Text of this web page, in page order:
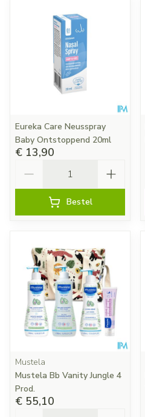
Eureka Care Neusspray
Baby Ontstoppend 20ml
€ 13,90
Bestel
Mustela
Mustela Bb Vanity Jungle 4
Prod.
€ 55,10